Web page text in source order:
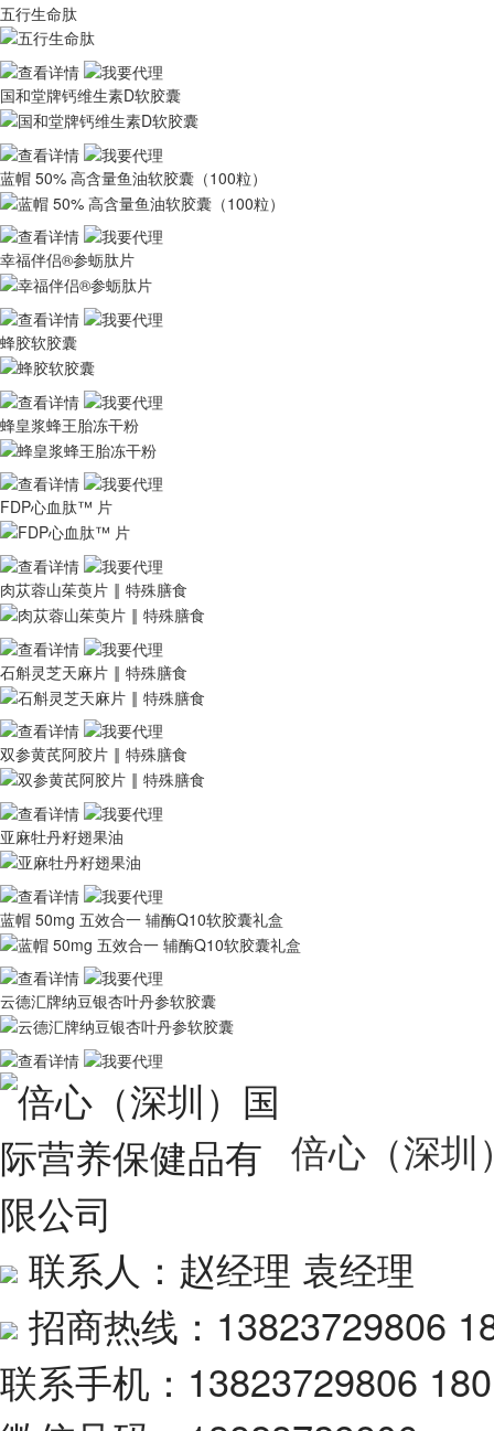
五行生命肽
国和堂牌钙维生素D软胶囊
蓝帽 50% 高含量鱼油软胶囊（100粒）
幸福伴侣®参蛎肽片
蜂胶软胶囊
蜂皇浆蜂王胎冻干粉
FDP心血肽™ 片
肉苁蓉山茱萸片 ‖ 特殊膳食
石斛灵芝天麻片 ‖ 特殊膳食
双参黄芪阿胶片 ‖ 特殊膳食
亚麻牡丹籽翅果油
蓝帽 50mg 五效合一 辅酶Q10软胶囊礼盒
云德汇牌纳豆银杏叶丹参软胶囊
倍心（深圳
联系人：赵经理 袁经理
招商热线：13823729806
联系手机：13823729806